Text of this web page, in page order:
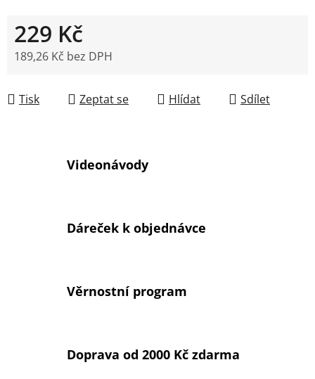
229 Kč
189,26 Kč bez DPH
Tisk
Zeptat se Hlídat Sdílet
Videonávody
Dáreček k objednávce
Věrnostní program
Doprava od 2000 Kč zdarma